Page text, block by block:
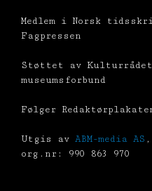
Medlem i Norsk
Fagpressen
Støttet av Kulturrådet
museumsforbund
Følger
Utgis av ABM-media AS ,
org.nr: 990 863 970